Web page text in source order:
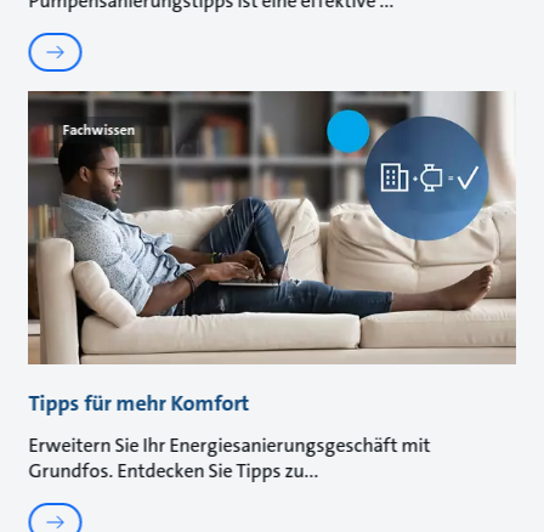
Fachwissen
Tipps für mehr Komfort
Erweitern Sie Ihr Energiesanierungsgeschäft mit
Grundfos. Entdecken Sie Tipps zu